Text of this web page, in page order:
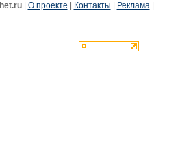
| О проекте Контакты Реклама|